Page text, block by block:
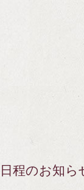
程のお知ら